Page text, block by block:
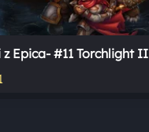
Epica- #11 Torchlight II